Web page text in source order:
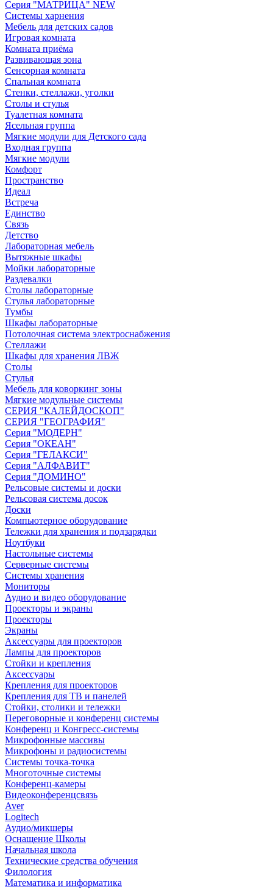
Серия "МАТРИЦА" NEW
Системы харнения
Мебель для детских садов
Игровая комната
Комната приёма
Развивающая зона
Сенсорная комната
Спальная комната
Стенки, стеллажи, уголки
Столы и стулья
Туалетная комната
Ясельная группа
Мягкие модули для Детского сада
Входная группа
Мягкие модули
Комфорт
Пространство
Идеал
Встреча
Единство
Связь
Детство
Лабораторная мебель
Вытяжные шкафы
Мойки лабораторные
Раздевалки
Столы лабораторные
Стулья лабораторные
Тумбы
Шкафы лабораторные
Потолочная система электроснабжения
Стеллажи
Шкафы для хранения ЛВЖ
Столы
Стулья
Мебель для коворкинг зоны
Мягкие модульные системы
СЕРИЯ "КАЛЕЙДОСКОП"
СЕРИЯ "ГЕОГРАФИЯ"
Серия "МОДЕРН"
Серия "ОКЕАН"
Серия "ГЕЛАКСИ"
Серия "АЛФАВИТ"
Серия "ДОМИНО"
Рельсовые системы и доски
Рельсовая система досок
Доски
Компьютерное оборудование
Тележки для хранения и подзарядки
Ноутбуки
Настольные системы
Серверные системы
Системы хранения
Мониторы
Аудио и видео оборудование
Проекторы и экраны
Проекторы
Экраны
Аксессуары для проекторов
Лампы для проекторов
Стойки и крепления
Аксессуары
Крепления для проекторов
Крепления для ТВ и панелей
Стойки, столики и тележки
Переговорные и конференц системы
Конференц и Конгресс-системы
Микрофонные массивы
Микрофоны и радиосистемы
Системы точка-точка
Многоточные системы
Конференц-камеры
Видеоконференцсвязь
Aver
Logitech
Аудио/микшеры
Оснащение Школы
Начальная школа
Технические средства обучения
Филология
Математика и информатика